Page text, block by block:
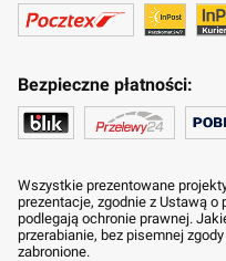
Bezpieczne płatności:
Wszystkie prezentowane
prezentacje, zgodnie z Ustawą
podlegają ochronie prawnej.
przerabianie, bez pisemnej
zabronione.